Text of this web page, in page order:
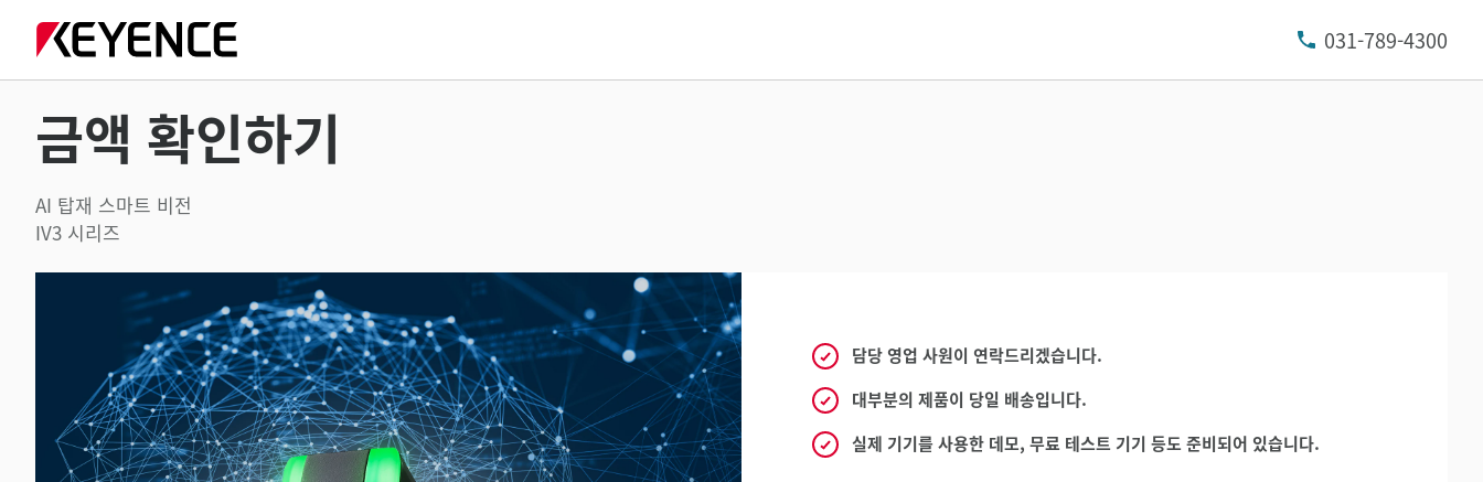
031-789-4300
금액 확인하기
AI 탑재 스마트 비전
IV3 시리즈
담당 영업 사원이 연락드리겠습니다.
대부분의 제품이 당일 배송입니다.
실제 기기를 사용한 데모, 무료 테스트 기기 등도 준비되어 있습니다.